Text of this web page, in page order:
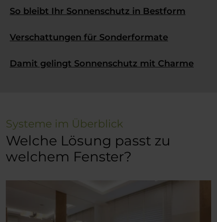
So bleibt Ihr Sonnenschutz in Bestform
Verschattungen für Sonderformate
Damit gelingt Sonnenschutz mit Charme
Systeme im Überblick
Welche Lösung passt zu
welchem Fenster?